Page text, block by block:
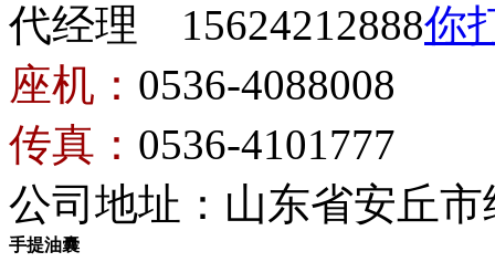
代经理 15624212888
座机： 0536-4088008
传真： 0536-4101777
公司地址：山东省安丘
手提油囊